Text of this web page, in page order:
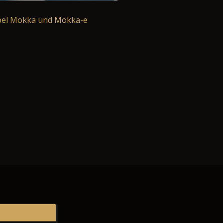
Mokka und Mokka-e